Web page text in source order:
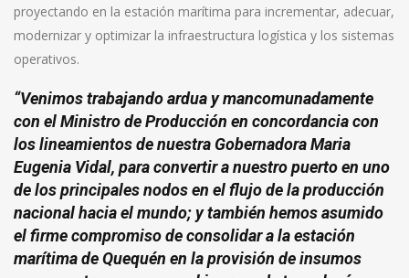
proyectando en la estación marítima para incrementar, adecuar,
modernizar y optimizar la infraestructura logística y los sistemas
operativos.
“Venimos trabajando ardua y mancomunadamente
con el Ministro de Producción en concordancia con
los lineamientos de nuestra Gobernadora Maria
Eugenia Vidal, para convertir a nuestro puerto en uno
de los principales nodos en el flujo de la producción
nacional hacia el mundo; y también hemos asumido
el firme compromiso de consolidar a la estación
marítima de Quequén en la provisión de insumos